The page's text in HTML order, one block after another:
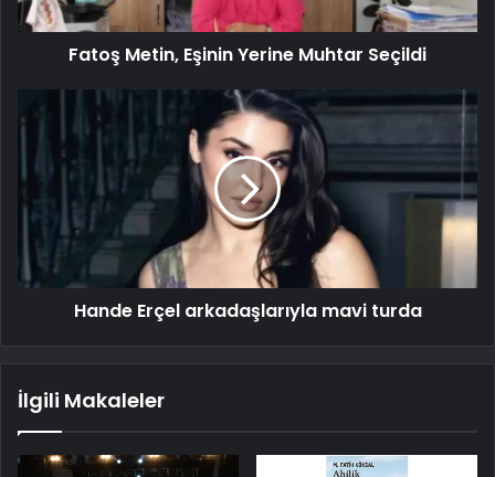
Fatoş Metin, Eşinin Yerine Muhtar Seçildi
Hande Erçel arkadaşlarıyla mavi turda
İlgili Makaleler